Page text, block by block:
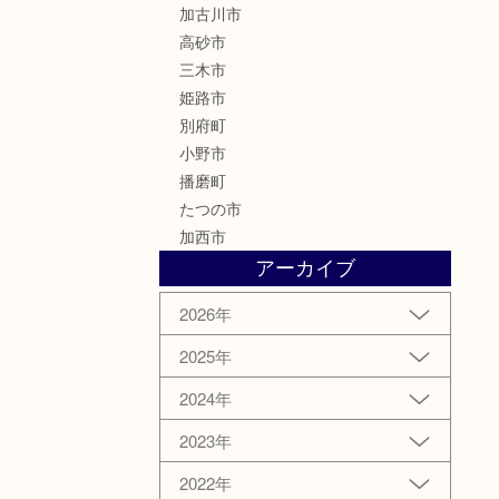
加古川市
高砂市
三木市
姫路市
別府町
小野市
播磨町
たつの市
加西市
アーカイブ
2026年
2025年
2024年
2023年
2022年